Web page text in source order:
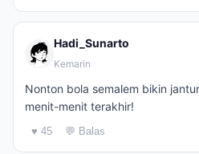
Hadi_Sunarto
Kemarin
Nonton bola semalem bikin
menit-menit terakhir!
♥ 45 💬 Balas